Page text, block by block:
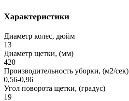
Характеристики
Диаметр колес, дюйм
13
Диаметр щетки, (мм)
420
Производительность уборки, (м2/сек)
0,56-0,96
Угол поворота щетки, (градус)
19